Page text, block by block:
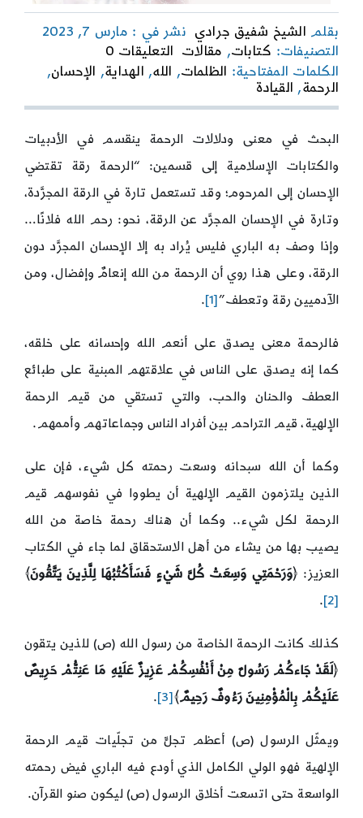
بقلم الشيخ شفيق جرادي نشر في : مارس 7, 2023
التصنيفات: كتابات, مقالات التعليقات 0
دلالات
الرحمة
الكلمات المفتاحية: الظلمات, الله, الهداية, الإحسان,
الرحمة, القيادة
البحث في معنى ودلالات الرحمة ينقسم في الأدبيات
والكتابات الإسلامية إلى قسمين: “الرحمة رقة تقتضي
الإحسان إلى المرحوم؛ وقد تستعمل تارة في الرقة المجرَّدة،
وتارة في الإحسان المجرَّد عن الرقة، نحو: رحم الله فلانًا…
وإذا وصف به الباري فليس يُراد به إلا الإحسان المجرَّد دون
الرقة، وعلى هذا روي أن الرحمة من الله إنعامٌ وإفضال، ومن
الآدميين رقة وتعطف” [1]
.
فالرحمة معنى يصدق على أنعم الله وإحسانه على خلقه،
كما إنه يصدق على الناس في علاقتهم المبنية على طبائع
العطف والحنان والحب، والتي تستقي من قيم الرحمة
الإلهية، قيم التراحم بين أفراد الناس وجماعاتهم وأممهم.
وكما أن الله سبحانه وسعت رحمته كل شيء، فإن على
الذين يلتزمون القيم الإلهية أن يطووا في نفوسهم قيم
الرحمة لكل شيء.. وكما أن هناك رحمة خاصة من الله
يصيب بها من يشاء من أهل الاستحقاق لما جاء في الكتاب
العزيز: ﴿وَرَحْمَتِي وَسِعَتْ كُلَّ شَيْءٍ فَسَأَكْتُبُهَا لِلَّذِينَ يَتَّقُونَ﴾
[2]
.
كذلك كانت الرحمة الخاصة من رسول الله (ص) للذين يتقون
﴿لَقَدْ جَاءكُمْ رَسُولٌ مِنْ أَنْفُسِكُمْ عَزِيزٌ عَلَيْهِ مَا عَنِتُّمْ حَرِيصٌ
عَلَيْكُمْ بِالْمُؤْمِنِينَ رَءُوفٌ رَحِيمٌ﴾ [3]
.
ويمثّل الرسول (ص) أعظم تجلٍّ من تجلّيات قيم الرحمة
الإلهية فهو الولي الكامل الذي أودع فيه الباري فيض رحمته
الواسعة حتى اتسعت أخلاق الرسول (ص) ليكون صنو القرآن.